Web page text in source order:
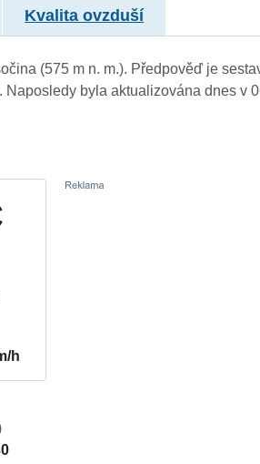
Kvalita ovzduší
(575 m n. m.). Předpověď je
byla aktualizována dnes v
h